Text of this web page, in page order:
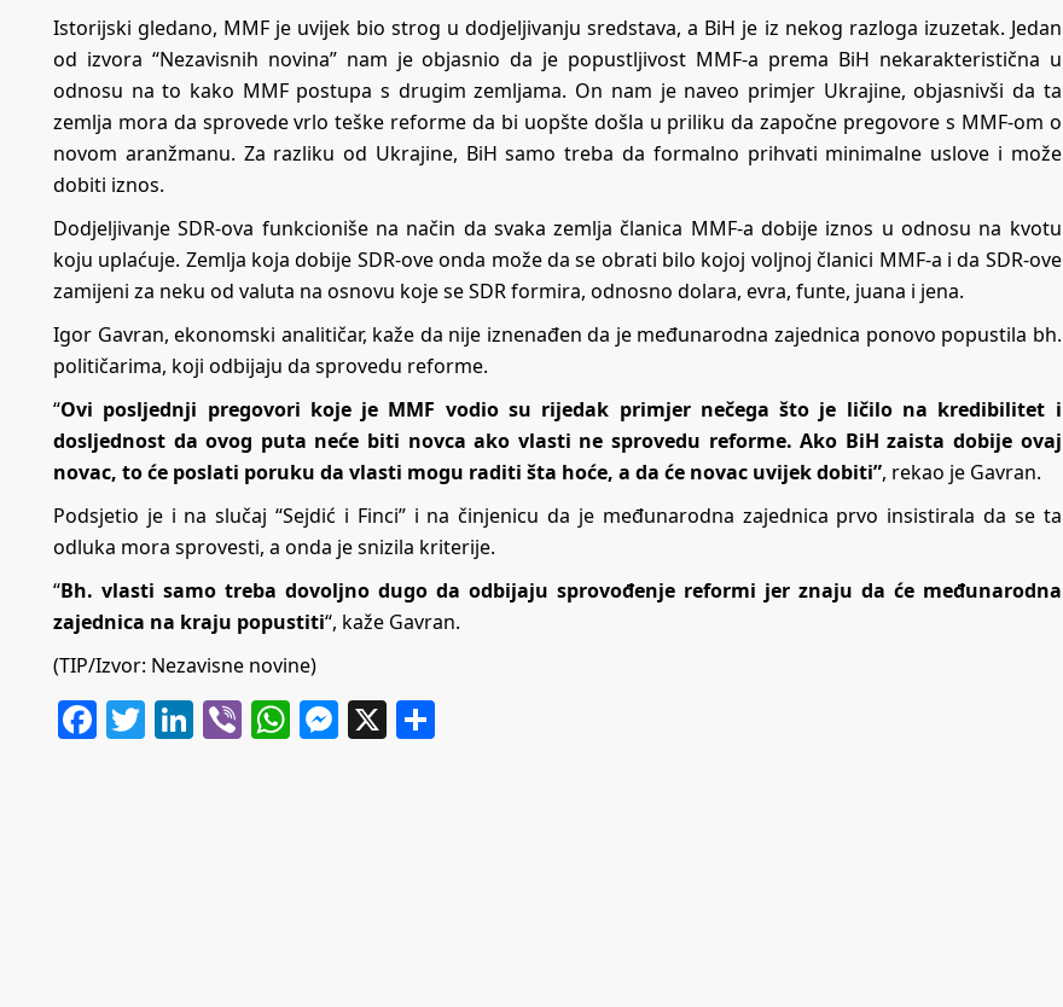
Istorijski gledano, MMF je uvijek bio strog u dodjeljivanju sredstava, a BiH je iz nekog razloga izuzetak. Jedan
od izvora “Nezavisnih novina” nam je objasnio da je popustljivost MMF-a prema BiH nekarakteristična u
odnosu na to kako MMF postupa s drugim zemljama. On nam je naveo primjer Ukrajine, objasnivši da ta
zemlja mora da sprovede vrlo teške reforme da bi uopšte došla u priliku da započne pregovore s MMF-om o
novom aranžmanu. Za razliku od Ukrajine, BiH samo treba da formalno prihvati minimalne uslove i može
dobiti iznos.
Dodjeljivanje SDR-ova funkcioniše na način da svaka zemlja članica MMF-a dobije iznos u odnosu na kvotu
koju uplaćuje. Zemlja koja dobije SDR-ove onda može da se obrati bilo kojoj voljnoj članici MMF-a i da SDR-ove
zamijeni za neku od valuta na osnovu koje se SDR formira, odnosno dolara, evra, funte, juana i jena.
Igor Gavran, ekonomski analitičar, kaže da nije iznenađen da je međunarodna zajednica ponovo popustila bh.
političarima, koji odbijaju da sprovedu reforme.
“Ovi posljednji pregovori koje je MMF vodio su rijedak primjer nečega što je ličilo na kredibilitet i
dosljednost da ovog puta neće biti novca ako vlasti ne sprovedu reforme. Ako BiH zaista dobije ovaj
novac, to će poslati poruku da vlasti mogu raditi šta hoće, a da će novac uvijek dobiti”, rekao je Gavran.
Podsjetio je i na slučaj “Sejdić i Finci” i na činjenicu da je međunarodna zajednica prvo insistirala da se ta
odluka mora sprovesti, a onda je snizila kriterije.
“Bh. vlasti samo treba dovoljno dugo da odbijaju sprovođenje reformi jer znaju da će međunarodna
zajednica na kraju popustiti“, kaže Gavran.
(TIP/Izvor: Nezavisne novine)
Facebook
Twitter
LinkedIn
ViberWhatsApp
Messenger
X